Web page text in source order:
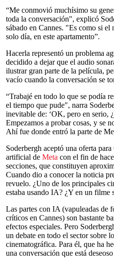
“Me conmovió muchísimo su
toda la conversación", explicó
sábado en Cannes. "Es como si
solo día, en este apartamento”.
Hacerla representó un problema
decidido a dejar que el audio
ilustrar gran parte de la película,
vacío cuando la conversación se
“Trabajé en todo lo que se podía
el tiempo que pude", narra
inevitable de: ‘OK, pero en serio,
Empezamos a probar cosas, y se
Ahí fue donde entró la parte de
Soderbergh aceptó una oferta
artificial de Meta con el fin de
secciones, que constituyen
Cuando dio a conocer la noticia
revuelo. ¿Uno de los principales
estaba usando IA? ¿Y en un filme
Las partes con IA (vapuleadas de
críticos en Cannes) son bastante
efectos especiales. Pero
un debate en todo el sector sobre
cinematográfica. Para él, que ha
una conversación que está